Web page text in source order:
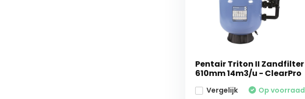
Pentair Triton II Zandfilter
610mm 14m3/u - ClearPro
Vergelijk Op voorraad